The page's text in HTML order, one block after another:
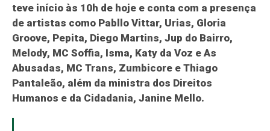
teve início às 10h de hoje e conta com a presença
de artistas como Pabllo Vittar, Urias, Gloria
Groove, Pepita, Diego Martins, Jup do Bairro,
Melody, MC Soffia, Isma, Katy da Voz e As
Abusadas, MC Trans, Zumbicore e Thiago
Pantaleão, além da ministra dos Direitos
Humanos e da Cidadania, Janine Mello.